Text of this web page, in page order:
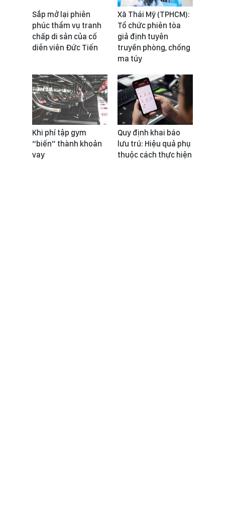
Sắp mở lại phiên
phúc thẩm vụ tranh
chấp di sản của cố
diễn viên Đức Tiến
Xã Thái Mỹ (TPHCM):
Tổ chức phiên tòa
giả định tuyên
truyền phòng, chống
ma túy
Khi phí tập gym
“biến” thành khoản
vay
Quy định khai báo
lưu trú: Hiệu quả phụ
thuộc cách thực hiện